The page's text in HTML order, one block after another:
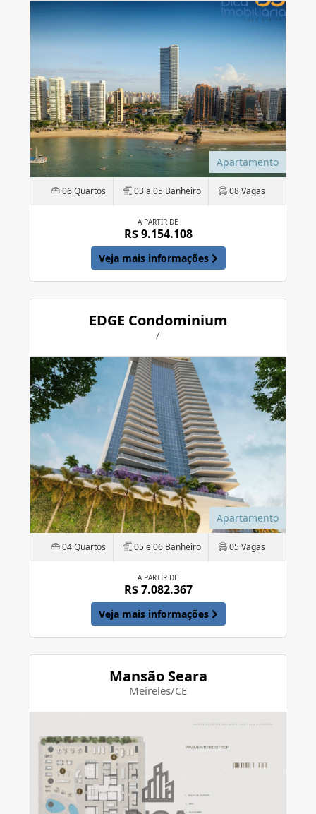
Apartamento
06 Quartos 03 a 05 Banheiro 08 Vagas
A PARTIR DE
R$ 9.154.108
Veja mais informações
EDGE Condominium
/
Apartamento
04 Quartos 05 e 06 Banheiro 05 Vagas
A PARTIR DE
R$ 7.082.367
Veja mais informações
Mansão Seara
Meireles/CE